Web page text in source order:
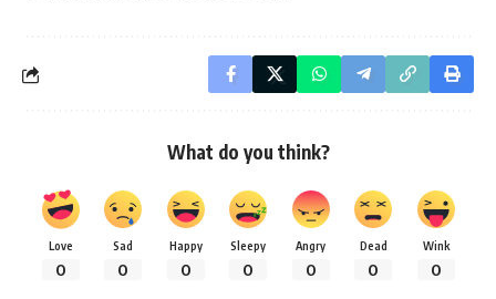
What do you think?
Love
0
Sad
0
Happy
0
Sleepy
0
Angry
0
Dead
0
Wink
0